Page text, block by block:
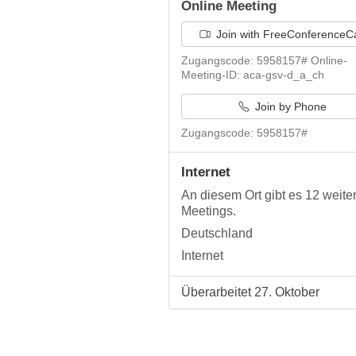
Online Meeting
Join with
Zugangscode: 5958157# Online-
Meeting-ID: aca-gsv-d_a_ch
Join by Phone
Zugangscode: 5958157#
Internet
An diesem Ort gibt es 12
Meetings.
Deutschland
Internet
Überarbeitet 27. Oktober